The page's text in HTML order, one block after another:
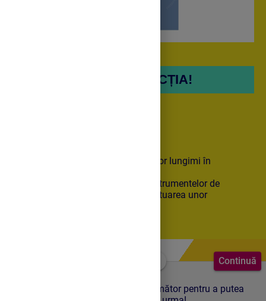
Urmărește cu atenție video clipul următor pentru a putea
Continuă
1. ÎNCEPE LECȚIA!
măsurarea și exprimarea unor lungimi în
identificarea și utilizarea instrumentelor de
măsură potrivite pentru efectuarea unor